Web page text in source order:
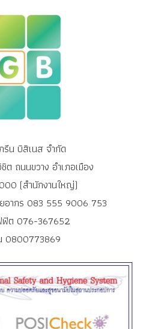
น บิสิเนส จำกัด
ถนนขวาง อำเภอเมือง
(สำนักงานใหญ่)
อากร 083 555 9006 753
ต 076-367652
0800773869